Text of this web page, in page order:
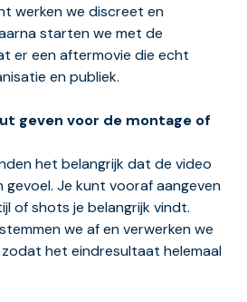
werken we discreet en
starten we met de
er een aftermovie die echt
en publiek.
geven voor de montage of
het belangrijk dat de video
gevoel. Je kunt vooraf aangeven
of shots je belangrijk vindt.
we af en verwerken we
het eindresultaat helemaal